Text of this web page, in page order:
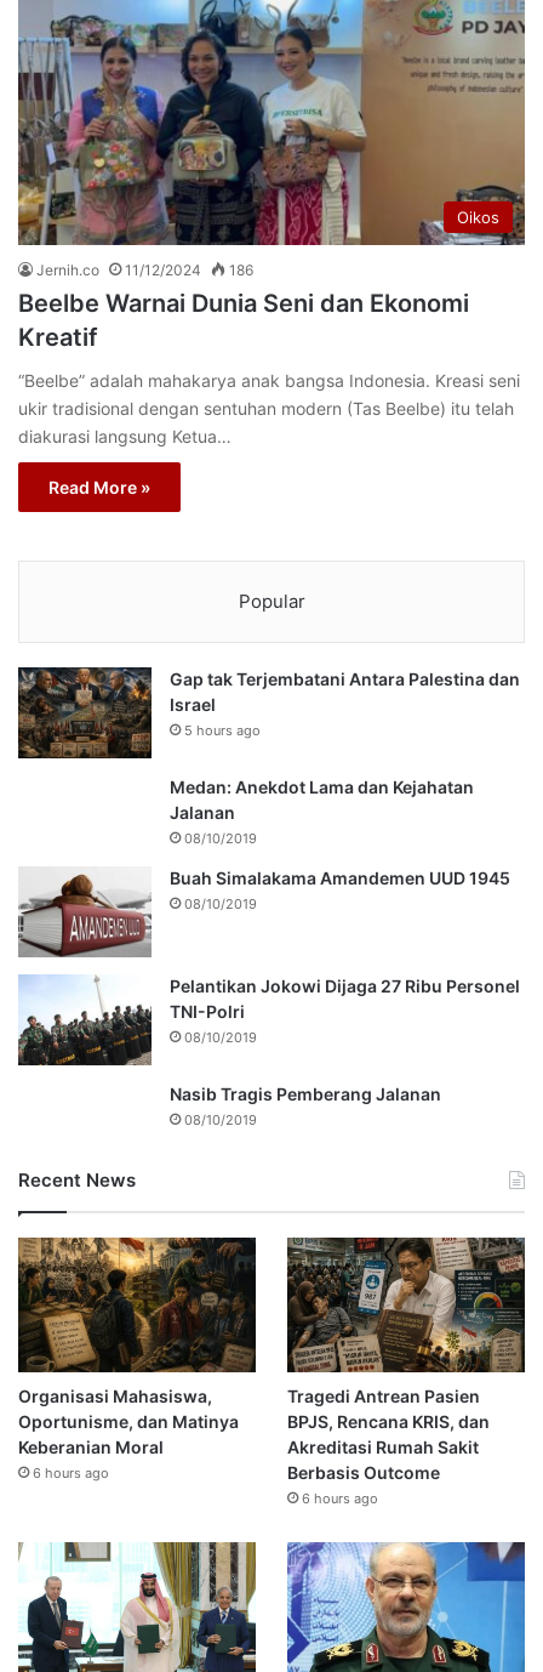
Oikos
Jernih.co 11/12/2024 186
Beelbe Warnai Dunia Seni dan Ekonomi
Kreatif
“Beelbe” adalah mahakarya anak bangsa Indonesia. Kreasi seni
ukir tradisional dengan sentuhan modern (Tas Beelbe) itu telah
diakurasi langsung Ketua…
Read More »
Popular
Gap tak Terjembatani Antara Palestina dan
Israel
5 hours ago
Medan: Anekdot Lama dan Kejahatan
Jalanan
08/10/2019
Buah Simalakama Amandemen UUD 1945
08/10/2019
Pelantikan Jokowi Dijaga 27 Ribu Personel
TNI-Polri
08/10/2019
Nasib Tragis Pemberang Jalanan
08/10/2019
Recent News
Organisasi Mahasiswa,
Oportunisme, dan Matinya
Keberanian Moral
6 hours ago
Tragedi Antrean Pasien
BPJS, Rencana KRIS, dan
Akreditasi Rumah Sakit
Berbasis Outcome
6 hours ago